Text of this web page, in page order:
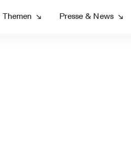
Themen ↘ Presse & News ↘